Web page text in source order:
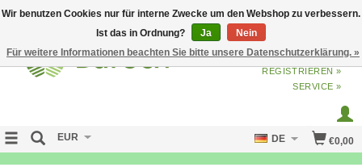
ANMELDENODERJETZT
REGISTRIEREN »
SERVICE »
€0,00
EUR DE
Wir benutzen Cookies nur für interne Zwecke um den Webshop zu verbessern.
Ist das in Ordnung?
Ja
Nein
Für weitere Informationen beachten Sie bitte unsere Datenschutzerklärung. »